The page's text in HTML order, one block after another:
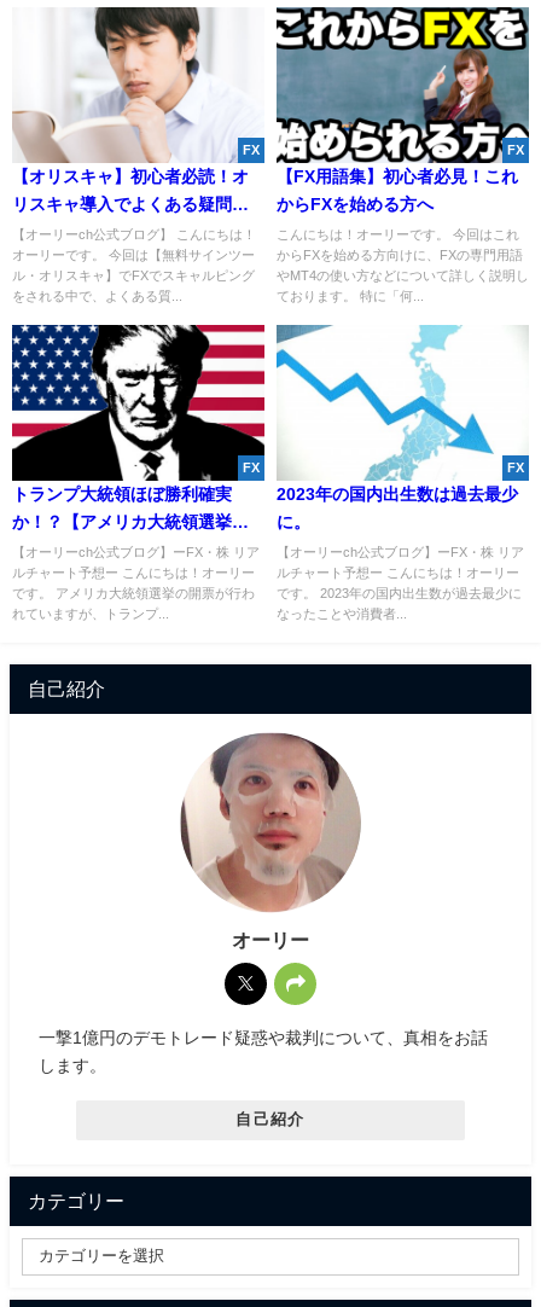
FX
【オリスキャ】初心者必読！オ
リスキャ導入でよくある疑問と
は!?ー無料サインツールー
【オーリーch公式ブログ】 こんにちは！
オーリーです。 今回は【無料サインツー
ル・オリスキャ】でFXでスキャルピング
をされる中で、よくある質...
FX
【FX用語集】初心者必見！これ
からFXを始める方へ
こんにちは！オーリーです。 今回はこれ
からFXを始める方向けに、FXの専門用語
やMT4の使い方などについて詳しく説明し
ております。 特に「何...
FX
トランプ大統領ほぼ勝利確実
か！？【アメリカ大統領選挙・
2020】
【オーリーch公式ブログ】ーFX・株 リア
ルチャート予想ー こんにちは！オーリー
です。 アメリカ大統領選挙の開票が行わ
れていますが、トランプ...
FX
2023年の国内出生数は過去最少
に。
【オーリーch公式ブログ】ーFX・株 リア
ルチャート予想ー こんにちは！オーリー
です。 2023年の国内出生数が過去最少に
なったことや消費者...
自己紹介
オーリー
一撃1億円のデモトレード疑惑や裁判について、真相をお話
します。
自己紹介
カテゴリー